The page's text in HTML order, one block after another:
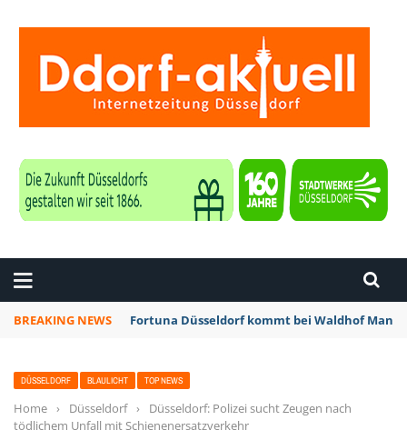
BREAKING NEWS Fortuna Düsseldorf kommt bei Waldhof
DÜSSELDORF BLAULICHT TOP NEWS
Home › Düsseldorf ›
Düsseldorf: Polizei sucht Zeugen nach
tödlichem Unfall mit Schienenersatzverkehr